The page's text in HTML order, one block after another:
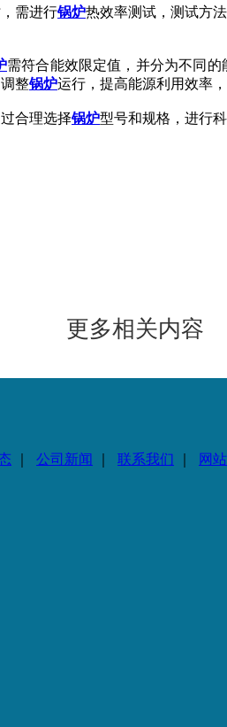
需进行锅炉热效率测试，测试方
需符合能效限定值，并分为不同
整锅炉运行，提高能源利用效率
合理选择锅炉型号和规格，进行
更多相关内容
公司新闻 联系我们 网